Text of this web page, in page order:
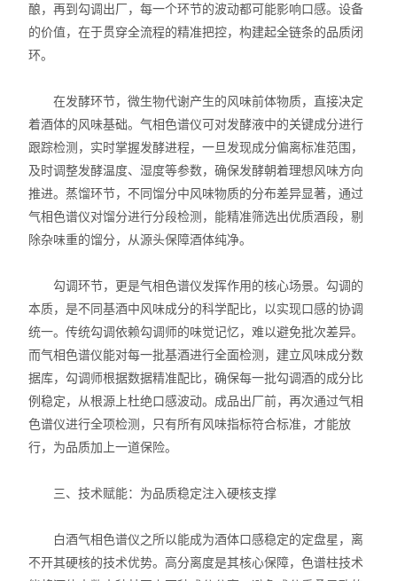
酿，再到勾调出厂，每一个环节的波动都可能影响口感。设备
的价值，在于贯穿全流程的精准把控，构建起全链条的品质闭
环。
在发酵环节，微生物代谢产生的风味前体物质，直接决定
着酒体的风味基础。气相色谱仪可对发酵液中的关键成分进行
跟踪检测，实时掌握发酵进程，一旦发现成分偏离标准范围，
及时调整发酵温度、湿度等参数，确保发酵朝着理想风味方向
推进。蒸馏环节，不同馏分中风味物质的分布差异显著，通过
气相色谱仪对馏分进行分段检测，能精准筛选出优质酒段，剔
除杂味重的馏分，从源头保障酒体纯净。
勾调环节，更是气相色谱仪发挥作用的核心场景。勾调的
本质，是不同基酒中风味成分的科学配比，以实现口感的协调
统一。传统勾调依赖勾调师的味觉记忆，难以避免批次差异。
而气相色谱仪能对每一批基酒进行全面检测，建立风味成分数
据库，勾调师根据数据精准配比，确保每一批勾调酒的成分比
例稳定，从根源上杜绝口感波动。成品出厂前，再次通过气相
色谱仪进行全项检测，只有所有风味指标符合标准，才能放
行，为品质加上一道保险。
三、技术赋能：为品质稳定注入硬核支撑
白酒气相色谱仪之所以能成为酒体口感稳定的定盘星，离
不开其硬核的技术优势。高分离度是其核心保障，色谱柱技术